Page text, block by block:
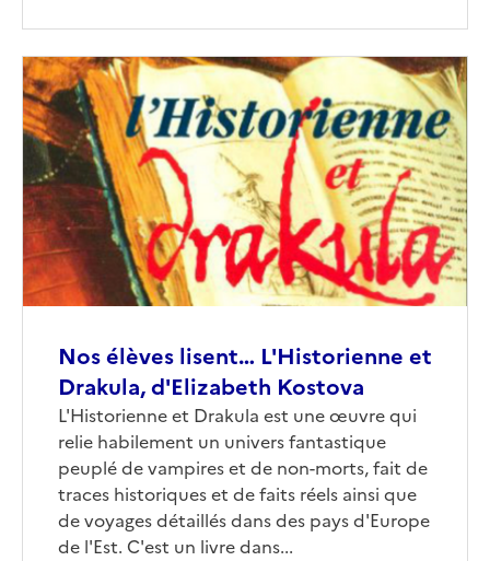
Nos élèves lisent… L'Historienne et
Drakula, d'Elizabeth Kostova
Corps
L'Historienne et Drakula est une œuvre qui
relie habilement un univers fantastique
peuplé de vampires et de non-morts, fait de
traces historiques et de faits réels ainsi que
de voyages détaillés dans des pays d'Europe
de l'Est. C'est un livre dans...
Image
de
couverture
(conseillée)